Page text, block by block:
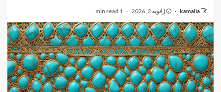
kamalia ژانویه 2, 2026 1 min read